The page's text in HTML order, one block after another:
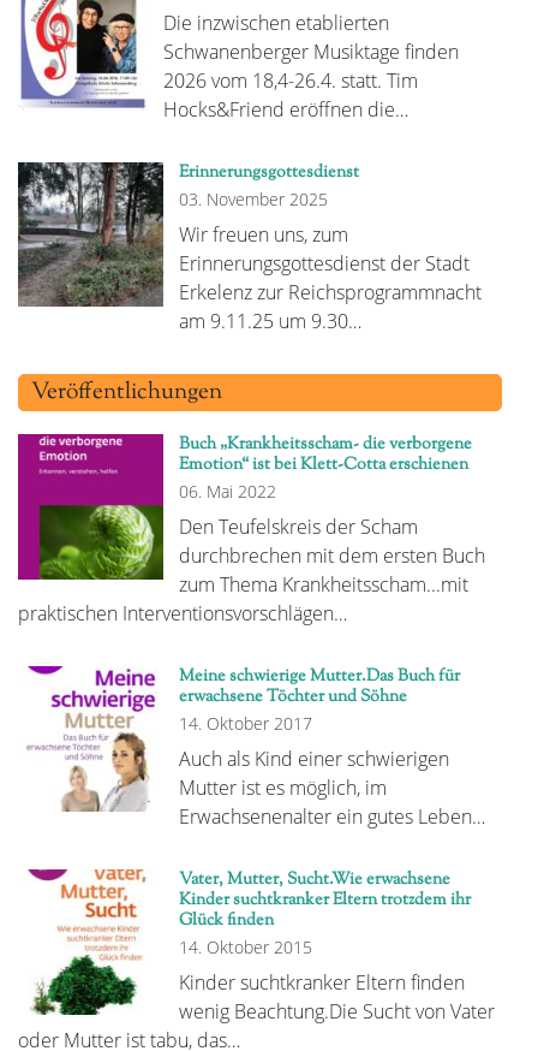
Die inzwischen etablierten
Schwanenberger Musiktage finden
2026 vom 18,4-26.4. statt. Tim
Hocks&Friend eröffnen die…
Erinnerungsgottesdienst
03. November 2025
Wir freuen uns, zum
Erinnerungsgottesdienst der Stadt
Erkelenz zur Reichsprogrammnacht
am 9.11.25 um 9.30…
Veröffentlichungen
Buch „Krankheitsscham- die verborgene
Emotion“ ist bei Klett-Cotta erschienen
06. Mai 2022
Den Teufelskreis der Scham
durchbrechen mit dem ersten Buch
zum Thema Krankheitsscham...mit
praktischen Interventionsvorschlägen…
Meine schwierige Mutter.Das Buch für
erwachsene Töchter und Söhne
14. Oktober 2017
Auch als Kind einer schwierigen
Mutter ist es möglich, im
Erwachsenenalter ein gutes Leben…
Vater, Mutter, Sucht.Wie erwachsene
Kinder suchtkranker Eltern trotzdem ihr
Glück finden
14. Oktober 2015
Kinder suchtkranker Eltern finden
wenig Beachtung.Die Sucht von Vater
oder Mutter ist tabu, das…